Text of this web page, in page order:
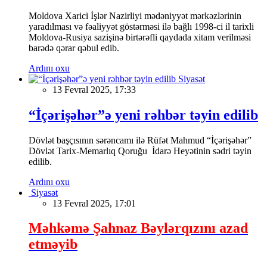
Moldova Xarici İşlər Nazirliyi mədəniyyət mərkəzlərinin
yaradılması və fəaliyyət göstərməsi ilə bağlı 1998-ci il tarixli
Moldova-Rusiya sazişinə birtərəfli qaydada xitam verilməsi
barədə qərar qəbul edib.
Ardını oxu
Siyasət
13 Fevral 2025, 17:33
“İçərişəhər”ə yeni rəhbər təyin edilib
Dövlət başçısının sərəncamı ilə Rüfət Mahmud “İçərişəhər”
Dövlət Tarix-Memarlıq Qoruğu İdarə Heyətinin sədri təyin
edilib.
Ardını oxu
Siyasət
13 Fevral 2025, 17:01
Məhkəmə Şahnaz Bəylərqızını azad
etməyib